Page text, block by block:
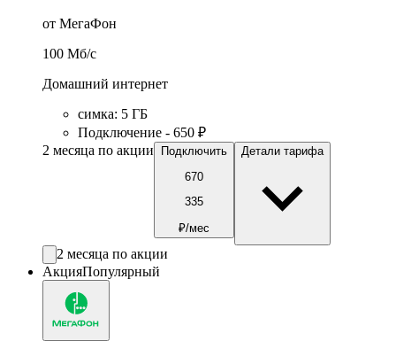
от МегаФон
100 Мб/c
Домашний интернет
симка: 5 ГБ
Подключение - 650 ₽
2 месяца по акции
Подключить
670
335
₽/мес
Детали тарифа
2 месяца по акции
АкцияПопулярный